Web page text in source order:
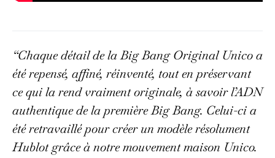
“Chaque détail de la Big Bang Original Unico a
été repensé, affiné, réinventé, tout en préservant
ce qui la rend vraiment originale, à savoir l’ADN
authentique de la première Big Bang. Celui-ci a
été retravaillé pour créer un modèle résolument
Hublot grâce à notre mouvement maison Unico.